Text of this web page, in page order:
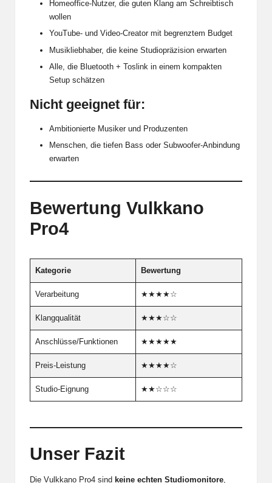
Homeoffice-Nutzer, die guten Klang am Schreibtisch
wollen
YouTube- und Video-Creator mit begrenztem Budget
Musikliebhaber, die keine Studiopräzision erwarten
Alle, die Bluetooth + Toslink in einem kompakten
Setup schätzen
Nicht geeignet für:
Ambitionierte Musiker und Produzenten
Menschen, die tiefen Bass oder Subwoofer-Anbindung
erwarten
Bewertung Vulkkano
Pro4
Kategorie Bewertung
Verarbeitung ★★★★☆
Klangqualität ★★★☆☆
Anschlüsse/Funktionen ★★★★★
Preis-Leistung ★★★★☆
Studio-Eignung ★★☆☆☆
Unser Fazit
Die Vulkkano Pro4 sind keine echten Studiomonitore